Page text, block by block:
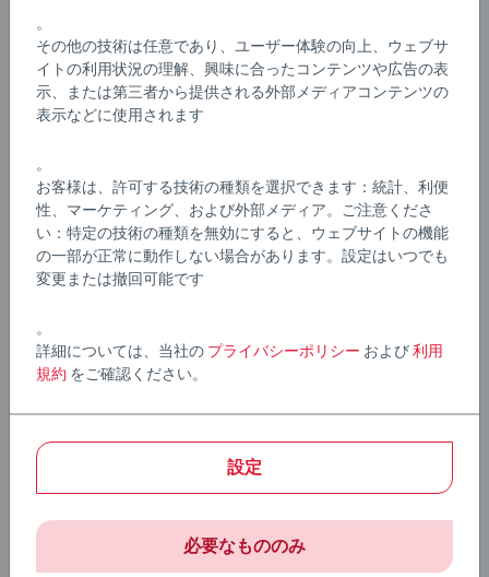
す。BRIO鉄道セットは、誕生日プレゼントやクリスマス
プレゼントに最適です。
EAN:
7312350333077
Warning and manufacturer information
木になるおもちゃ
。
その他の技術は任意であり、ユーザー体験の向上、ウェブサ
イトの利用状況の理解、興味に合ったコンテンツや広告の表
示、または第三者から提供される外部メディアコンテンツの
表示などに使用されます
。
お客様は、許可する技術の種類を選択できます：統計、利便
性、マーケティング、および外部メディア。ご注意くださ
い：特定の技術の種類を無効にすると、ウェブサイトの機能
の一部が正常に動作しない場合があります。設定はいつでも
変更または撤回可能です
。
詳細については、当社の プライバシーポリシー および 利用
規約 をご確認ください。
設定
必要なもののみ